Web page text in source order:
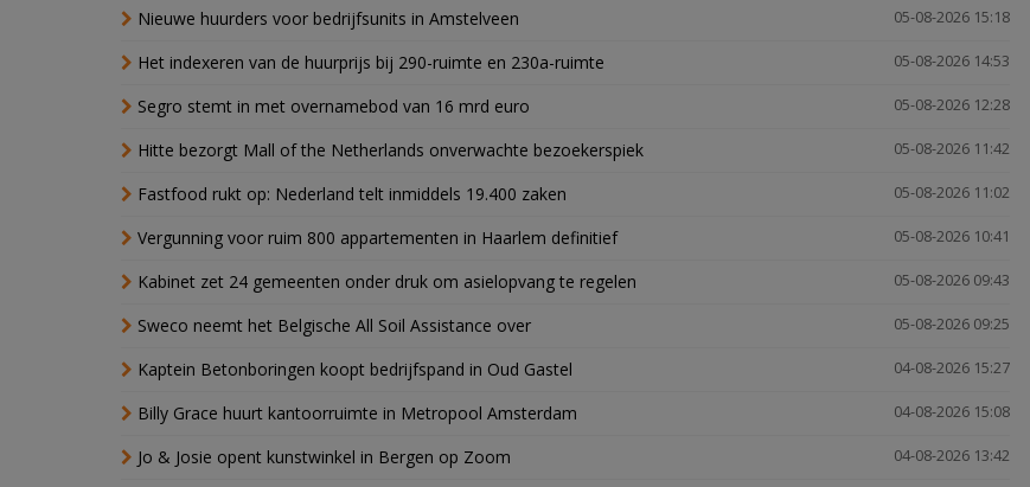
05-08-2026 15:18
Nieuwe huurders voor bedrijfsunits in Amstelveen
05-08-2026 14:53
Het indexeren van de huurprijs bij 290-ruimte en 230a-ruimte
05-08-2026 12:28
Segro stemt in met overnamebod van 16 mrd euro
05-08-2026 11:42
Hitte bezorgt Mall of the Netherlands onverwachte bezoekerspiek
05-08-2026 11:02
Fastfood rukt op: Nederland telt inmiddels 19.400 zaken
05-08-2026 10:41
Vergunning voor ruim 800 appartementen in Haarlem definitief
05-08-2026 09:43
Kabinet zet 24 gemeenten onder druk om asielopvang te regelen
05-08-2026 09:25
Sweco neemt het Belgische All Soil Assistance over
04-08-2026 15:27
Kaptein Betonboringen koopt bedrijfspand in Oud Gastel
04-08-2026 15:08
Billy Grace huurt kantoorruimte in Metropool Amsterdam
04-08-2026 13:42
Jo & Josie opent kunstwinkel in Bergen op Zoom